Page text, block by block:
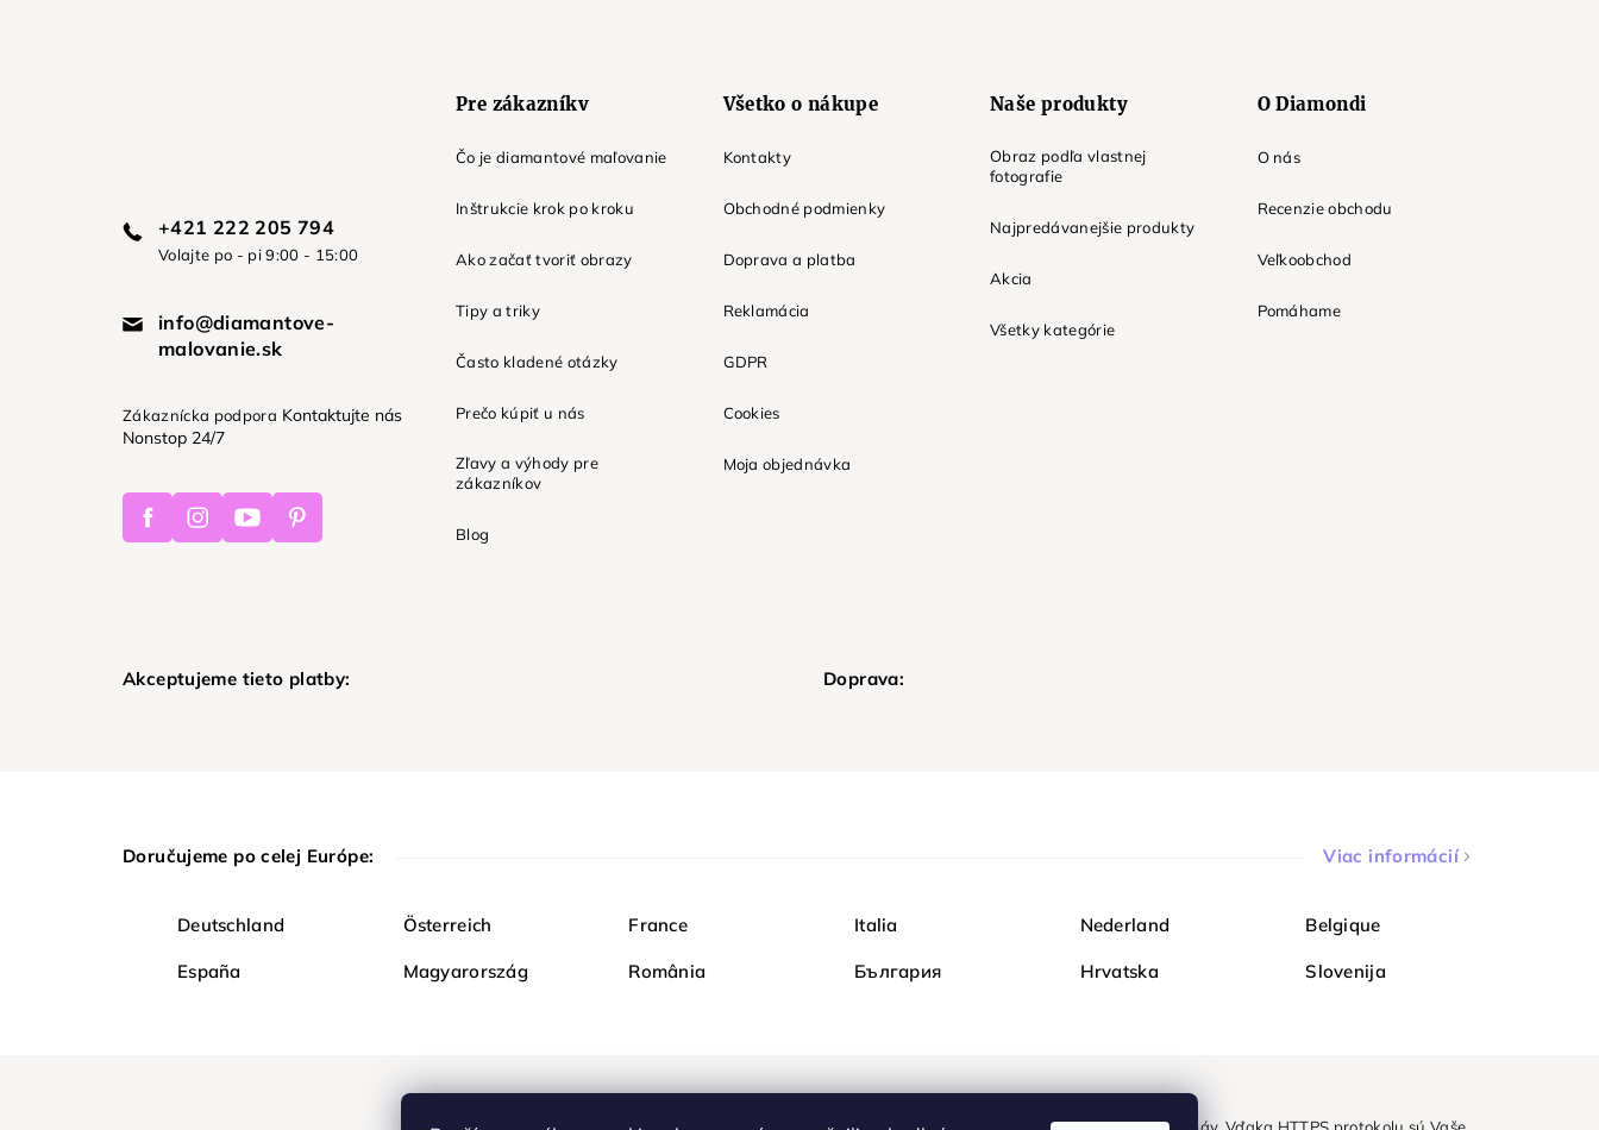
+421 222 205 794
Volajte po - pi 9:00 - 15:00
info@diamantove-
malovanie.sk
Zákaznícka podpora Kontaktujte nás
Nonstop 24/7
FacebookInstagramYoutubePinterest
Pre zákazníkv
Čo je diamantové maľovanie
Inštrukcie krok po kroku
Ako začať tvoriť obrazy
Tipy a triky
Často kladené otázky
Prečo kúpiť u nás
Zľavy a výhody pre
zákazníkov
Blog
Všetko o nákupe
Kontakty
Obchodné podmienky
Doprava a platba
Reklamácia
GDPR
Cookies
Moja objednávka
Naše produkty
Obraz podľa vlastnej
fotografie
Najpredávanejšie produkty
Akcia
Všetky kategórie
O Diamondi
O nás
Recenzie obchodu
Veľkoobchod
Pomáhame
Akceptujeme tieto platby: Doprava:
Doručujeme po celej Európe: Viac informácií
Deutschland Österreich France Italia Nederland Belgique
España Magyarország România България Hrvatska Slovenija